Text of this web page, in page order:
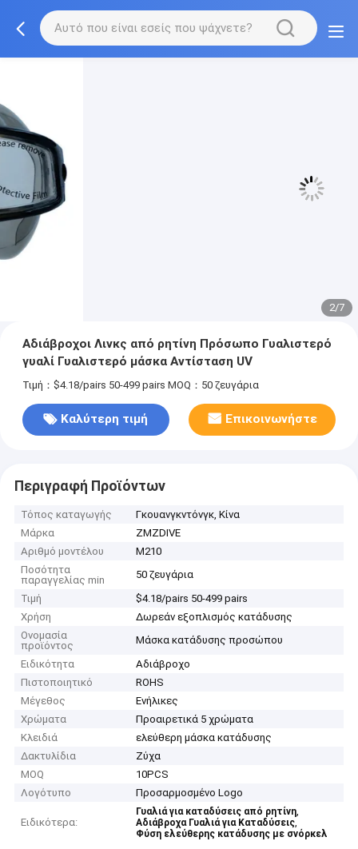
3/7
Αδιάβροχοι Λινκς από ρητίνη Πρόσωπο Γυαλιστερό
γυαλί Γυαλιστερό μάσκα Αντίσταση UV
Τιμή：$4.18/pairs 50-499 pairs MOQ：50 ζευγάρια
Καλύτερη τιμή Επικοινωνήστε
Περιγραφή Προϊόντων
Τόπος καταγωγής
Γκουανγκντόνγκ, Κίνα
Μάρκα
ZMZDIVE
Αριθμό μοντέλου
M210
Ποσότητα
παραγγελίας min
50 ζευγάρια
Τιμή
$4.18/pairs 50-499 pairs
Χρήση
Δωρεάν εξοπλισμός κατάδυσης
Ονομασία
προϊόντος
Μάσκα κατάδυσης προσώπου
Ειδικότητα
Αδιάβροχο
Πιστοποιητικό
ROHS
Μέγεθος
Ενήλικες
Χρώματα
Προαιρετικά 5 χρώματα
Κλειδιά
ελεύθερη μάσκα κατάδυσης
Δακτυλίδια
Ζύχα
MOQ
10PCS
Λογότυπο
Προσαρμοσμένο Logo
Ειδικότερα:
Γυαλιά για καταδύσεις από ρητίνη,
Αδιάβροχα Γυαλιά για Καταδύσεις,
Φύση ελεύθερης κατάδυσης με σνόρκελ